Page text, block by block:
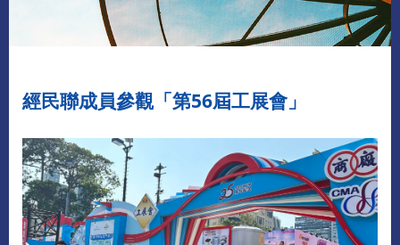
經民聯成員參觀「第56屆工展會」